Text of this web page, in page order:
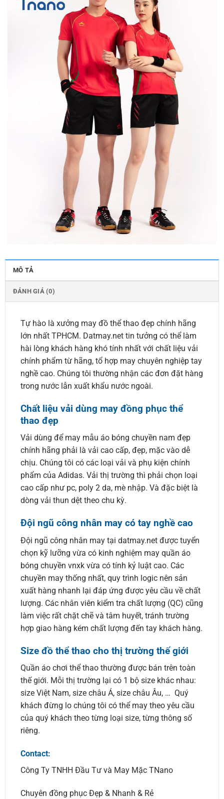
MÔ TẢ
ĐÁNH GIÁ (0)
Tự hào là xưởng may đồ thể thao đẹp chính hãng
lớn nhất TPHCM. Datmay.net tin tưởng có thể làm
hài lòng khách hàng khó tính nhất với chất liệu vải
chính phẩm từ hãng, tổ hợp may chuyên nghiệp tay
nghề cao. Chúng tôi thường nhận các đơn đặt hàng
trong nước lẫn xuất khẩu nước ngoài.
Chất liệu vải dùng may đồng phục thể
thao đẹp
Vải dùng để may mẫu áo bóng chuyền nam đẹp
chính hãng phải là vải cao cấp, đẹp, mặc vào dễ
chịu. Chúng tôi có các loại vải và phụ kiện chính
phẩm của Adidas. Vải thị trường thì phải chọn loại
cao cấp như pc, poly 2 da, mè nhập. Và đặc biệt là
dòng vải thun dệt theo chu kỳ.
Đội ngũ công nhân may có tay nghề cao
Đội ngũ công nhân may tại datmay.net được tuyển
chọn kỹ lưỡng vừa có kinh nghiệm may quần áo
bóng chuyền vnxk vừa có tính kỷ luật cao. Các
chuyền may thống nhất, quy trình logic nên sản
xuất hàng nhanh lại đáp ứng được yêu cầu về chất
lượng. Các nhân viên kiểm tra chất lượng (QC) cũng
làm việc rất chặt chẽ và tâm huyết, tránh trường
hợp giao hàng kém chất lượng đến tay khách hàng.
Size đồ thể thao cho thị trường thế giới
Quần áo chơi thể thao thường được bán trên toàn
thế giới. Mỗi thị trường lại có 1 bộ size khác nhau:
size Việt Nam, size châu Á, size châu Âu, … Quý
khách đừng lo chúng tôi có thể may theo yêu cầu
của quý khách theo từng loại size, từng thông số
riêng.
Contact:
Công Ty TNHH Đầu Tư và May Mặc TNano
Chuyên đồng phục Đẹp & Nhanh & Rẻ